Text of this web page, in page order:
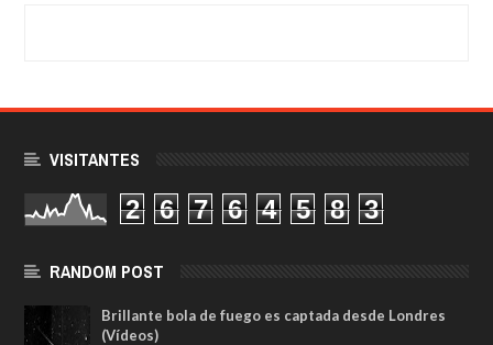
VISITANTES
2 6 7 6 4 5 8 3
RANDOM POST
Brillante bola de fuego es captada desde Londres
(Vídeos)